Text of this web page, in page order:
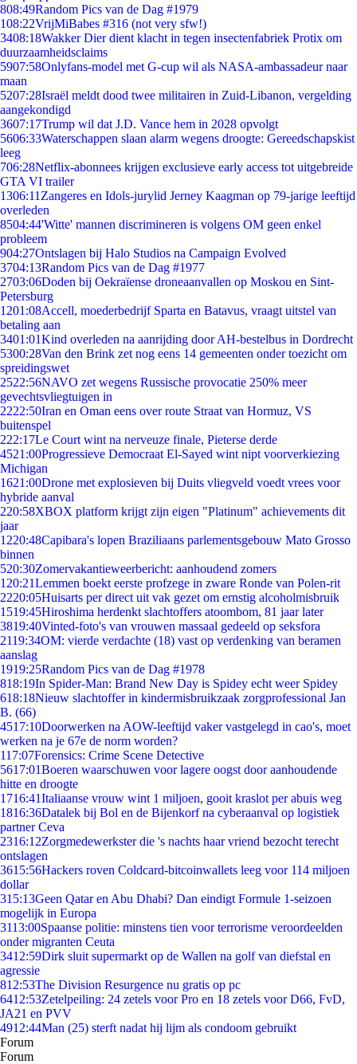
808:49Random Pics van de Dag #1979
108:22VrijMiBabes #316 (not very sfw!)
3408:18Wakker Dier dient klacht in tegen insectenfabriek Protix om
duurzaamheidsclaims
5907:58Onlyfans-model met G-cup wil als NASA-ambassadeur naar
maan
5207:28Israël meldt dood twee militairen in Zuid-Libanon, vergelding
aangekondigd
3607:17Trump wil dat J.D. Vance hem in 2028 opvolgt
5606:33Waterschappen slaan alarm wegens droogte: Gereedschapskist
leeg
706:28Netflix-abonnees krijgen exclusieve early access tot uitgebreide
GTA VI trailer
1306:11 Zangeres en Idols-jurylid Jerney Kaagman op 79-jarige leeftijd
overleden
8504:44'Witte' mannen discrimineren is volgens OM geen enkel
probleem
904:27Ontslagen bij Halo Studios na Campaign Evolved
3704:13Random Pics van de Dag #1977
2703:06Doden bij Oekraïense droneaanvallen op Moskou en Sint-
Petersburg
1201:08Accell, moederbedrijf Sparta en Batavus, vraagt uitstel van
betaling aan
3401:01Kind overleden na aanrijding door AH-bestelbus in Dordrecht
5300:28Van den Brink zet nog eens 14 gemeenten onder toezicht om
spreidingswet
2522:56NAVO zet wegens Russische provocatie 250% meer
gevechtsvliegtuigen in
2222:50Iran en Oman eens over route Straat van Hormuz, VS
buitenspel
222:17Le Court wint na nerveuze finale, Pieterse derde
4521:00Progressieve Democraat El-Sayed wint nipt voorverkiezing
Michigan
1621:00Drone met explosieven bij Duits vliegveld voedt vrees voor
hybride aanval
220:58XBOX platform krijgt zijn eigen "Platinum" achievements dit
jaar
1220:48Capibara's lopen Braziliaans parlementsgebouw Mato Grosso
binnen
520:30Zomervakantieweerbericht: aanhoudend zomers
1 20:21Lemmen boekt eerste profzege in zware Ronde van Polen-rit
2220:05Huisarts per direct uit vak gezet om ernstig alcoholmisbruik
1519:45Hiroshima herdenkt slachtoffers atoombom, 81 jaar later
3819:40Vinted-foto's van vrouwen massaal gedeeld op seksfora
2119:34OM: vierde verdachte (18) vast op verdenking van beramen
aanslag
1919:25Random Pics van de Dag #1978
818:19In Spider-Man: Brand New Day is Spidey echt weer Spidey
618:18Nieuw slachtoffer in kindermisbruikzaak zorgprofessional Jan
B. (66)
4517:10Doorwerken na AOW-leeftijd vaker vastgelegd in cao's, moet
werken na je 67e de norm worden?
117:07Forensics: Crime Scene Detective
5617:01Boeren waarschuwen voor lagere oogst door aanhoudende
hitte en droogte
1716:41Italiaanse vrouw wint 1 miljoen, gooit kraslot per abuis weg
1816:36Datalek bij Bol en de Bijenkorf na cyberaanval op logistiek
partner Ceva
2316:12Zorgmedewerkster die 's nachts haar vriend bezocht terecht
ontslagen
3615:56Hackers roven Coldcard-bitcoinwallets leeg voor 114 miljoen
dollar
315:13Geen Qatar en Abu Dhabi? Dan eindigt Formule 1-seizoen
mogelijk in Europa
3113:00Spaanse politie: minstens tien voor terrorisme veroordeelden
onder migranten Ceuta
3412:59Dirk sluit supermarkt op de Wallen na golf van diefstal en
agressie
812:53The Division Resurgence nu gratis op pc
6412:53Zetelpeiling: 24 zetels voor Pro en 18 zetels voor D66, FvD,
JA21 en PVV
4912:44Man (25) sterft nadat hij lijm als condoom gebruikt
Forum
Forum